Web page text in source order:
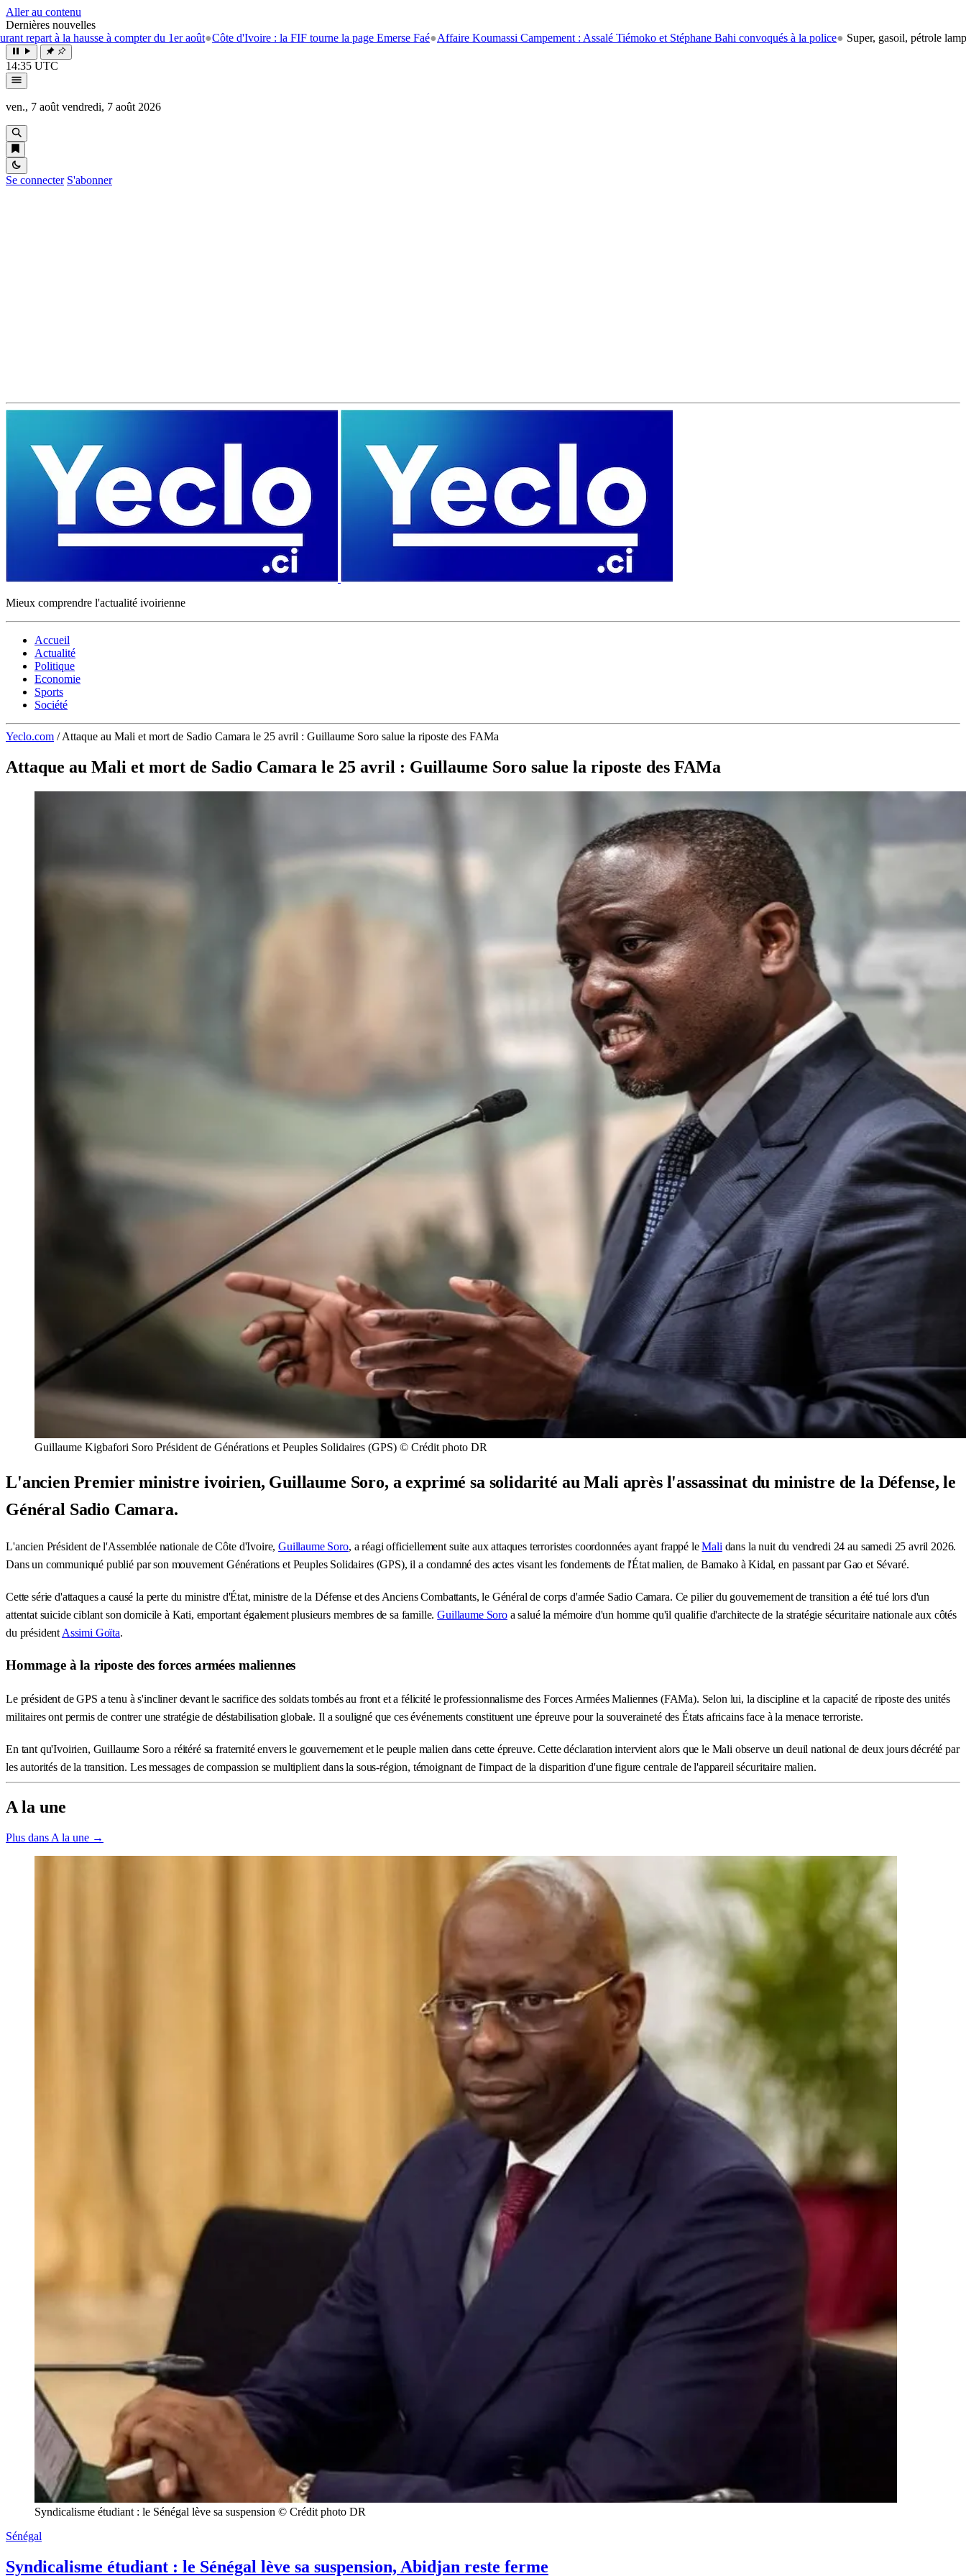
Aller au contenu
Dernières nouvelles
à la hausse à compter du 1er août● Côte d'Ivoire : la FIF tourne la page Emerse Faé●Affaire Koumassi Campement : Assalé Tiémoko et Stéphane Bahi convoqués à la police● Super, gasoil, pétrole lampant: le
14:35 UTC
ven., 7 août vendredi, 7 août 2026
Se connecter S'abonner
Mieux comprendre l'actualité ivoirienne
Accueil
Actualité
Politique
Economie
Sports
Société
Yeclo.com / Attaque au Mali et mort de Sadio Camara le 25 avril : Guillaume Soro salue la riposte des FAMa
Attaque au Mali et mort de Sadio Camara le 25 avril : Guillaume Soro salue la riposte des FAMa
Guillaume Kigbafori Soro Président de Générations et Peuples Solidaires (GPS) © Crédit photo DR
L'ancien Premier ministre ivoirien, Guillaume Soro, a exprimé sa solidarité au Mali après l'assassinat du ministre de la Défense, le
Général Sadio Camara.
L'ancien Président de l'Assemblée nationale de Côte d'Ivoire,Guillaume Soro, a réagi officiellement suite aux attaques terroristes coordonnées ayant frappé leMali dans la nuit du vendredi 24 au samedi 25 avril 2026.
Dans un communiqué publié par son mouvement Générations et Peuples Solidaires (GPS), il a condamné des actes visant les fondements de l'État malien, de Bamako à Kidal, en passant par Gao et Sévaré.
Cette série d'attaques a causé la perte du ministre d'État, ministre de la Défense et des Anciens Combattants, le Général de corps d'armée Sadio Camara. Ce pilier du gouvernement de transition a été tué lors d'un
attentat suicide ciblant son domicile à Kati, emportant également plusieurs membres de sa famille.Guillaume Soroa salué la mémoire d'un homme qu'il qualifie d'architecte de la stratégie sécuritaire nationale aux côtés
du président Assimi Goïta.
Hommage à la riposte des forces armées maliennes
Le président de GPS a tenu à s'incliner devant le sacrifice des soldats tombés au front et a félicité le professionnalisme des Forces Armées Maliennes (FAMa). Selon lui, la discipline et la capacité de riposte des unités
militaires ont permis de contrer une stratégie de déstabilisation globale. Il a souligné que ces événements constituent une épreuve pour la souveraineté des États africains face à la menace terroriste.
En tant qu'Ivoirien, Guillaume Soro a réitéré sa fraternité envers le gouvernement et le peuple malien dans cette épreuve. Cette déclaration intervient alors que le Mali observe un deuil national de deux jours décrété par
les autorités de la transition. Les messages de compassion se multiplient dans la sous-région, témoignant de l'impact de la disparition d'une figure centrale de l'appareil sécuritaire malien.
A la une
Plus dans A la une →
Syndicalisme étudiant : le Sénégal lève sa suspension © Crédit photo DR
Sénégal
Syndicalisme étudiant : le Sénégal lève sa suspension, Abidjan reste ferme